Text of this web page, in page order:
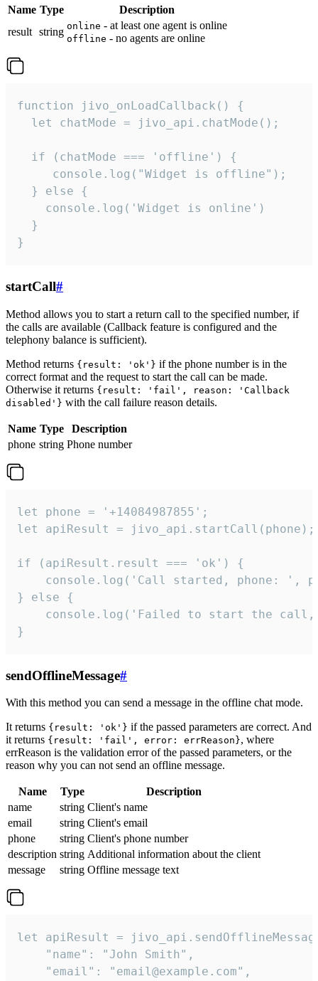
Name Type
Description
result string online - at least one agent is online
offline - no agents are online
function jivo_onLoadCallback() {
  let chatMode = jivo_api.chatMode();
  if (chatMode === 'offline') {
     console.log("Widget is offline");
  } else {
    console.log('Widget is online')
  }
}
startCall#
Method allows you to start a return call to the specified number, if
the calls are available (Callback feature is configured and the
telephony balance is sufficient).
Method returns {result: 'ok'} if the phone number is in the
correct format and the request to start the call can be made.
Otherwise it returns {result: 'fail', reason: 'Callback
disabled'} with the call failure reason details.
Name Type
Description
phone string Phone number
let phone = '+14084987855';
let apiResult = jivo_api.startCall(phone);
if (apiResult.result === 'ok') {
console.log('Call started, phone: ',
} else {
console.log('Failed to start the
}
sendOfflineMessage#
With this method you can send a message in the offline chat mode.
It returns {result: 'ok'} if the passed parameters are correct. And
it returns {result: 'fail', error: errReason}, where
errReason is the validation error of the passed parameters, or the
reason why you can not send an offline message.
Name Type
Description
name
string Client's name
email
string Client's email
phone
string Client's phone number
description string Additional information about the client
message
string Offline message text
let apiResult =
    "name": "John Smith",
    "email": "email@example.com",